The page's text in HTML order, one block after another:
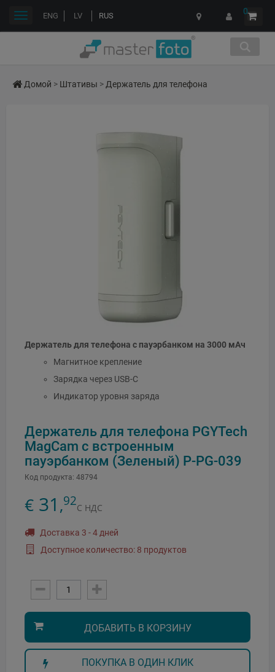
ENG LV RUS 0
Переключить
Домой > Штативы >Держатель для телефона
Держатель для телефона с пауэрбанком на 3000 мАч
Магнитное крепление
Зарядка через USB-C
Индикатор уровня заряда
Держатель для телефона PGYTech
MagCam с встроенным
пауэрбанком (Зеленый) P-PG-039
Код продукта: 48794
€ 31 ,92С НДС
Доставка 3 - 4 дней
Доступное количество: 8 продуктов
ДОБАВИТЬ В КОРЗИНУ
ПОКУПКА В ОДИН КЛИК